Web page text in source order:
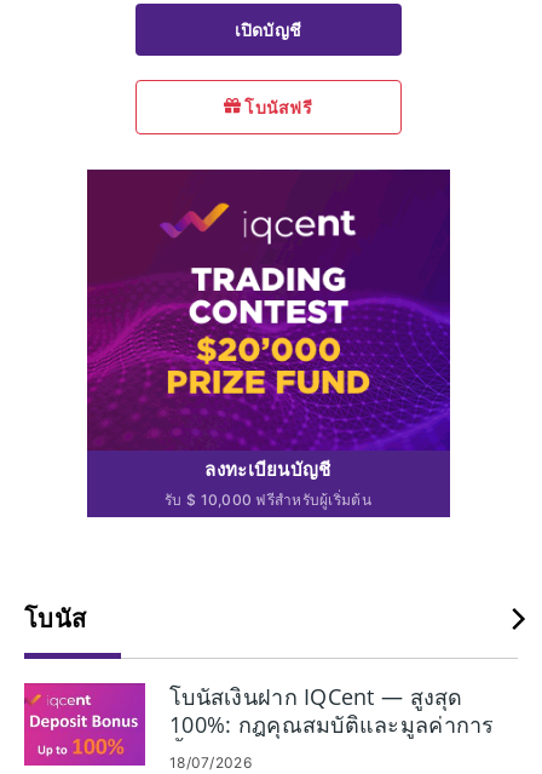
เปิดบัญชี
โบนัสฟรี
ลงทะเบียนบัญชี
รับ $ 10,000 ฟรีสำหรับผู้เริ่มต้น
โบนัส
โบนัสเงินฝาก IQCent — สูงสุด
100%: กฎคุณสมบัติและมูลค่าการ
ซื้อขาย
18/07/2026